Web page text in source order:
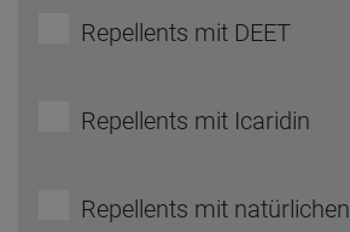
Repellents mit DEET
Repellents mit Icaridin
Repellents mit natürlichen